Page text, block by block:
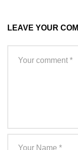
LEAVE YOUR